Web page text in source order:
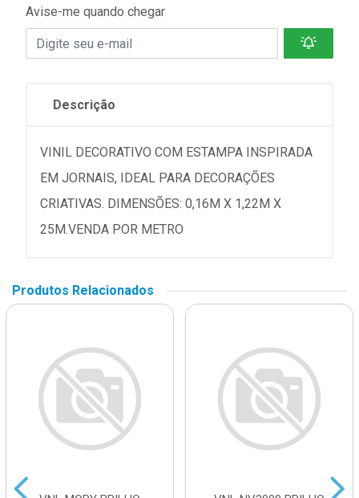
Avise-me quando chegar
Descrição
VINIL DECORATIVO COM ESTAMPA INSPIRADA
EM JORNAIS, IDEAL PARA DECORAÇÕES
CRIATIVAS. DIMENSÕES: 0,16M X 1,22M X
25M.VENDA POR METRO
Produtos Relacionados